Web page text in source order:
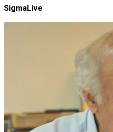
SigmaLive